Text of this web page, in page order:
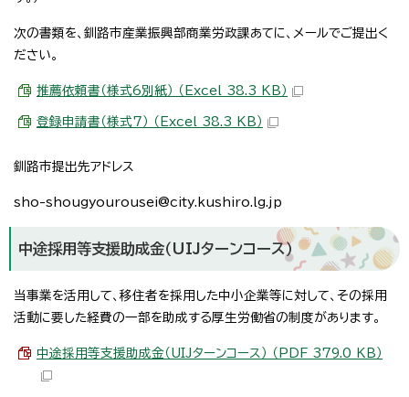
次の書類を、釧路市産業振興部商業労政課あてに、メールでご提出く
ださい。
推薦依頼書（様式6別紙） （Excel 38.3 KB）
登録申請書（様式7） （Excel 38.3 KB）
釧路市提出先アドレス
sho-shougyourousei@city.kushiro.lg.jp
中途採用等支援助成金（UIJターンコース）
当事業を活用して、移住者を採用した中小企業等に対して、その採用
活動に要した経費の一部を助成する厚生労働省の制度があります。
中途採用等支援助成金（UIJターンコース） （PDF 379.0 KB）